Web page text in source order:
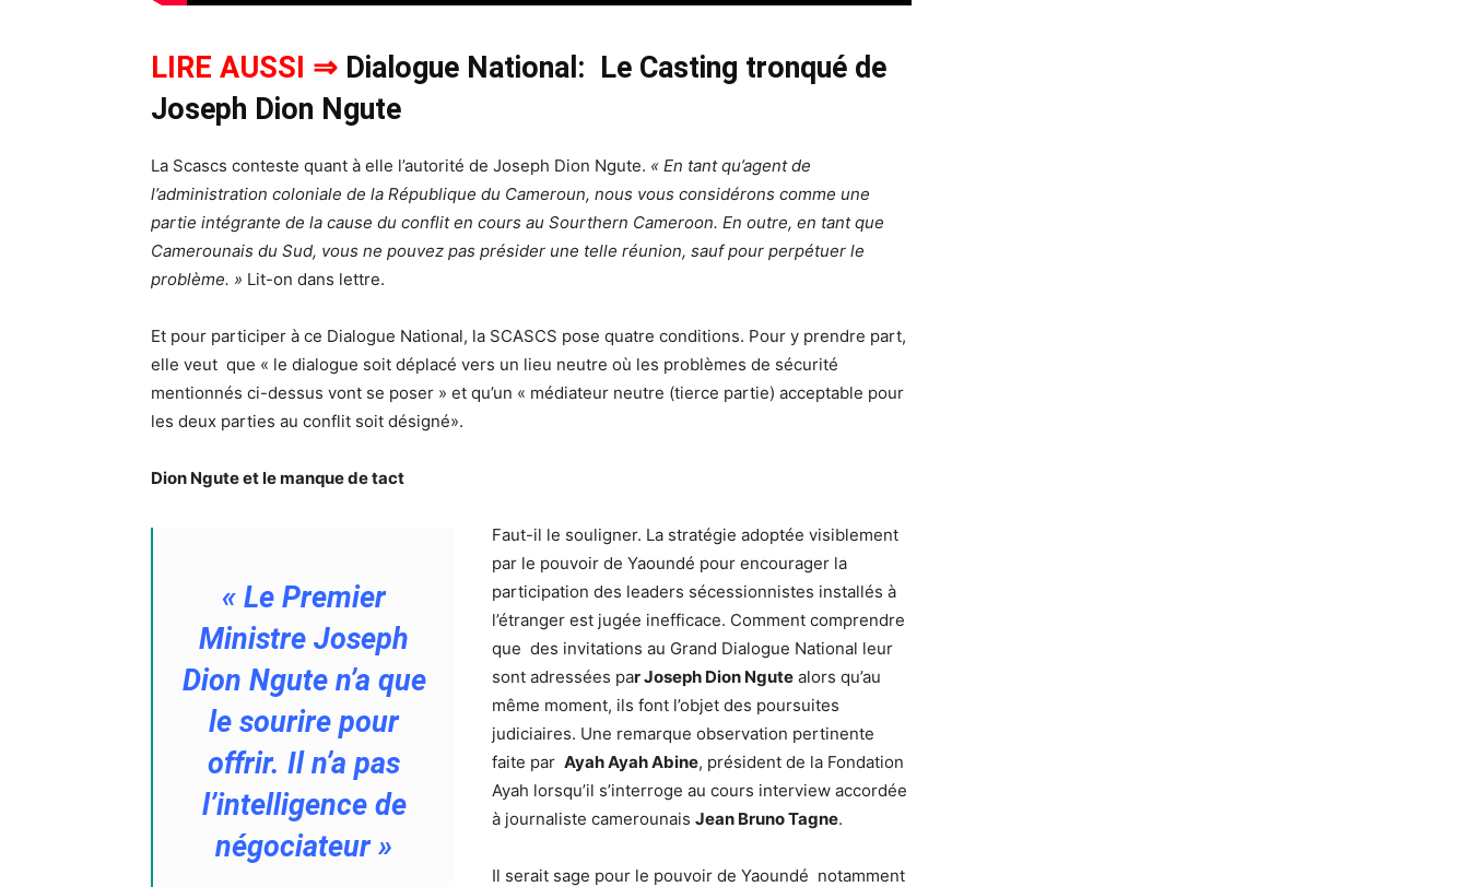
LIRE AUSSI ⇒ Dialogue National: Le Casting tronqué de
Joseph Dion Ngute
La Scascs conteste quant à elle l’autorité de Joseph Dion Ngute. « En tant qu’agent de
l’administration coloniale de la République du Cameroun, nous vous considérons comme une
partie intégrante de la cause du conflit en cours au Sourthern Cameroon. En outre, en tant que
Camerounais du Sud, vous ne pouvez pas présider une telle réunion, sauf pour perpétuer le
problème. » Lit-on dans lettre.
Et pour participer à ce Dialogue National, la SCASCS pose quatre conditions. Pour y prendre part,
elle veut que « le dialogue soit déplacé vers un lieu neutre où les problèmes de sécurité
mentionnés ci-dessus vont se poser » et qu’un « médiateur neutre (tierce partie) acceptable pour
les deux parties au conflit soit désigné».
Dion Ngute et le manque de tact
« Le Premier
Ministre Joseph
Dion Ngute n’a que
le sourire pour
offrir. Il n’a pas
l’intelligence de
négociateur »
Faut-il le souligner. La stratégie adoptée visiblement
par le pouvoir de Yaoundé pour encourager la
participation des leaders sécessionnistes installés à
l’étranger est jugée inefficace. Comment comprendre
que des invitations au Grand Dialogue National leur
sont adressées par Joseph Dion Ngute alors qu’au
même moment, ils font l’objet des poursuites
judiciaires. Une remarque observation pertinente
faite parAyah Ayah Abine, président de la Fondation
Ayah lorsqu’il s’interroge au cours interview accordée
à journaliste camerounaisJean Bruno Tagne.
Il serait sage pour le pouvoir de Yaoundé notamment